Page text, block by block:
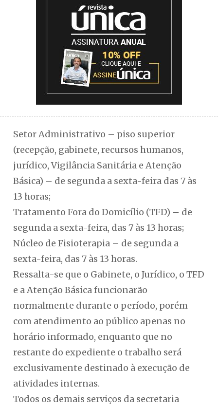
Setor Administrativo – piso superior
(recepção, gabinete, recursos humanos,
jurídico, Vigilância Sanitária e Atenção
Básica) – de segunda a sexta-feira das 7 às
13 horas;
Tratamento Fora do Domicílio (TFD) – de
segunda a sexta-feira, das 7 às 13 horas;
Núcleo de Fisioterapia – de segunda a
sexta-feira, das 7 às 13 horas.
Ressalta-se que o Gabinete, o Jurídico, o TFD
e a Atenção Básica funcionarão
normalmente durante o período, porém
com atendimento ao público apenas no
horário informado, enquanto que no
restante do expediente o trabalho será
exclusivamente destinado à execução de
atividades internas.
Todos os demais serviços da secretaria